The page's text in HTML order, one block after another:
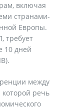
включая
странами-
Европы.
требует
10 дней
между
речь